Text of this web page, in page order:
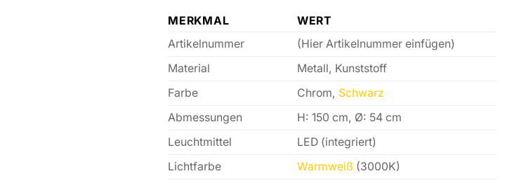
MERKMAL
WERT
Artikelnummer
(Hier Artikelnummer einfügen)
Material
Metall, Kunststoff
Farbe
Chrom, Schwarz
Abmessungen
H: 150 cm, Ø: 54 cm
Leuchtmittel
LED (integriert)
Lichtfarbe
Warmweiß (3000K)